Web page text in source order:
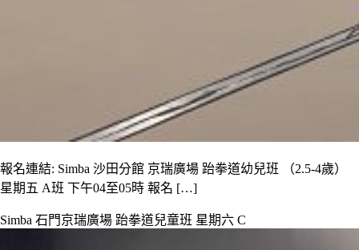
報名連結: Simba 沙田分館 京瑞廣場 跆拳道幼兒班 （2.5-4歲）
星期五 A班 下午04至05時 報名 […]
Simba 石門京瑞廣場 跆拳道兒童班 星期六 C